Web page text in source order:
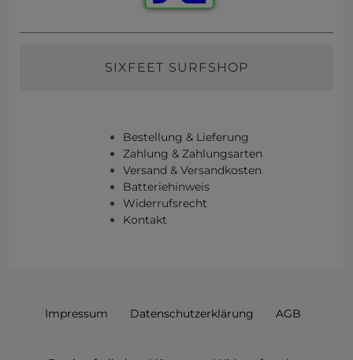
SIXFEET SURFSHOP
Bestellung & Lieferung
Zahlung & Zahlungsarten
Versand & Versandkosten
Batteriehinweis
Widerrufsrecht
Kontakt
Impressum Daten­schutz­erklärung AGB